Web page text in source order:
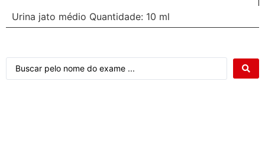
Urina jato médio Quantidade: 10 ml